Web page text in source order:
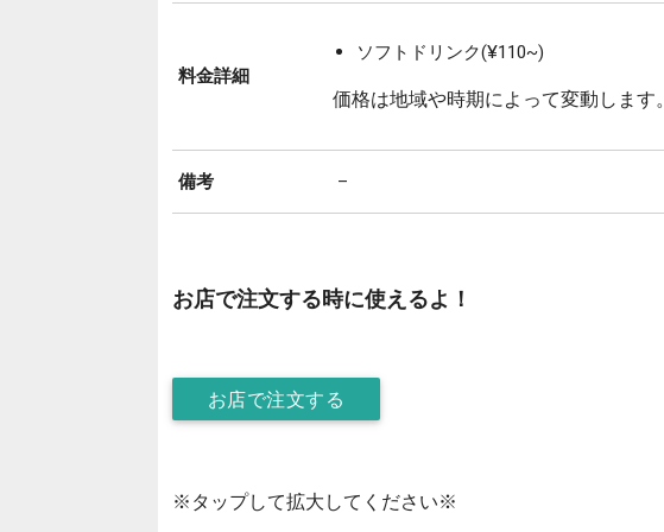
料金詳細
ソフトドリンク(¥110~)
価格は地域や時期によって変動します。
備考 –
お店で注文する時に使えるよ！
お店で注文する
※タップして拡大してください※